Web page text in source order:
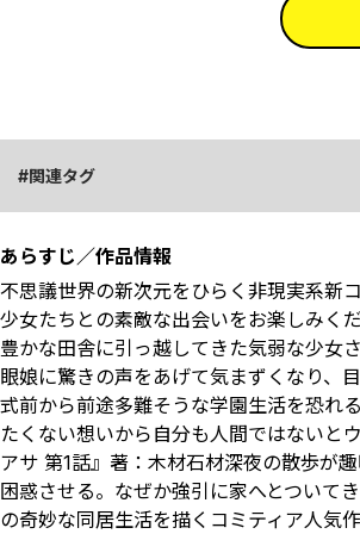
関連タグ
あらすじ／作品情報
不思議世界の新次元をひらく非現実系新
少女たちとの素敵な出会いをお楽しみく
豊かな田舎に引っ越してきた気弱な少女
眼娘に驚きの声をあげて気まずくなり、
式前から前途多難そうな学園生活を恐れ
たくない想いから自分も人間ではない
アサ 第1話』著：木材石材深夜の散歩が
困惑させる。なぜか強引に家へとついて
の奇妙な同居生活を描くコミティア人気